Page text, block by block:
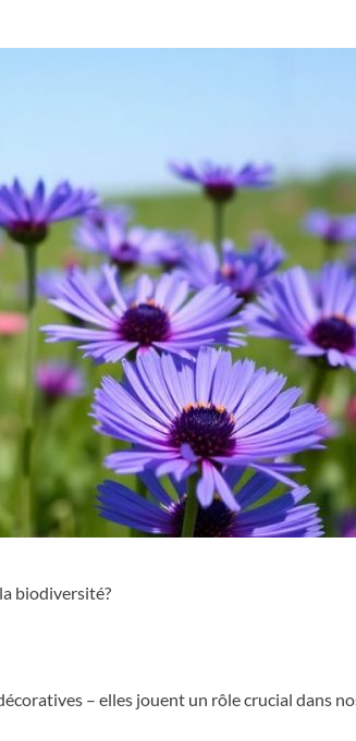
biodiversité?
– elles jouent un rôle crucial dans